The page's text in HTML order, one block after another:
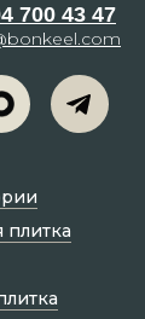
700 43 47
плитка